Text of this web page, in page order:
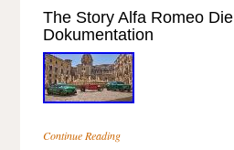
The Story Alfa Romeo Die
Dokumentation
Continue Reading